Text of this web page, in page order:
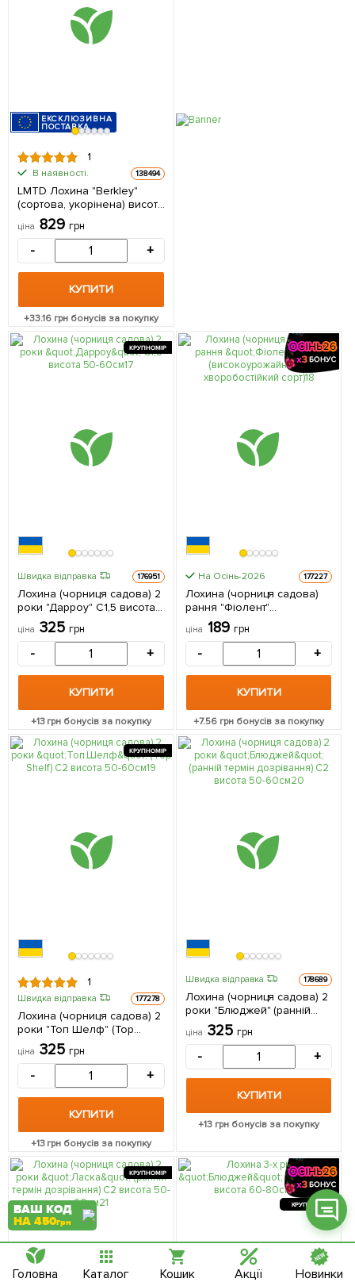
ЕКСКЛЮЗИВНА
ПОСТАВКА
1
В наявності. 138494
LMTD Лохина "Berkley"
(сортова, укорінена) висота
50-70см з Нідерландів 1
саджанець в упаковці
ціна 829 грн
- +
КУПИТИ
+33.16грн бонусів за покупку
КРУПНОМІР
Швидка відправка 176951
Лохина (чорниця садова) 2
роки "Дарроу" С1,5 висота
50-60см 1 саджанець в
упаковці
ціна 325 грн
- +
КУПИТИ
+13грн бонусів за покупку
На Осінь-2026 177227
Лохина (чорниця садова)
рання "Фіолент"
(високоурожайний та
хворобостійкий сорт) 1
саджанець в упаковці
ціна 189 грн
- +
КУПИТИ
+7.56 грн бонусів за покупку
КРУПНОМІР
1
Швидка відправка 177278
Лохина (чорниця садова) 2
роки "Топ Шелф" (Top
Shelf) С2 висота 50-60см 1
саджанець в упаковці
ціна 325 грн
- +
КУПИТИ
+13грн бонусів за покупку
Швидка відправка 178689
Лохина (чорниця садова) 2
роки "Блюджей" (ранній
термін дозрівання) С2
висота 50-60см 1
саджанець в упаковці
ціна 325 грн
- +
КУПИТИ
+13 грн бонусів за покупку
КРУПНОМІР
КРУПНОМІР
Фейсбук
Телеграм
Вайбер
Інстаграм
ВАШ КОД
НА 450грн
Головна Каталог Кошик Акції Новинки